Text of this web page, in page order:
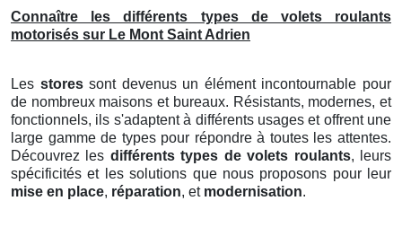
Connaître les différents types de volets roulants
motorisés sur Le Mont Saint Adrien
Les storessont devenus un élément incontournable pour
de nombreux maisons et bureaux. Résistants, modernes, et
fonctionnels, ils s'adaptent à différents usages et offrent une
large gamme de types pour répondre à toutes les attentes.
Découvrez les différents types de volets roulants, leurs
spécificités et les solutions que nous proposons pour leur
mise en place, réparation, et modernisation.